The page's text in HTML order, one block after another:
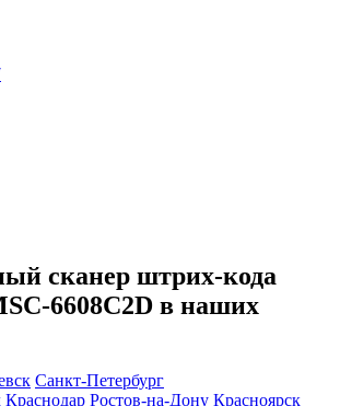
сканер штрих-кода
6608C2D в наших
Санкт-Петербург
Краснодар Ростов-на-Дону Красноярск